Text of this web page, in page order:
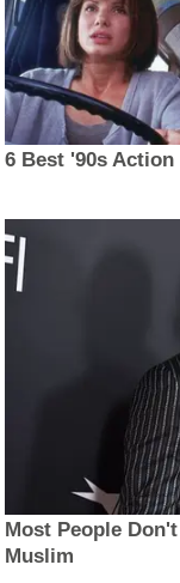
6 Best '90s Action
Most People
Muslim